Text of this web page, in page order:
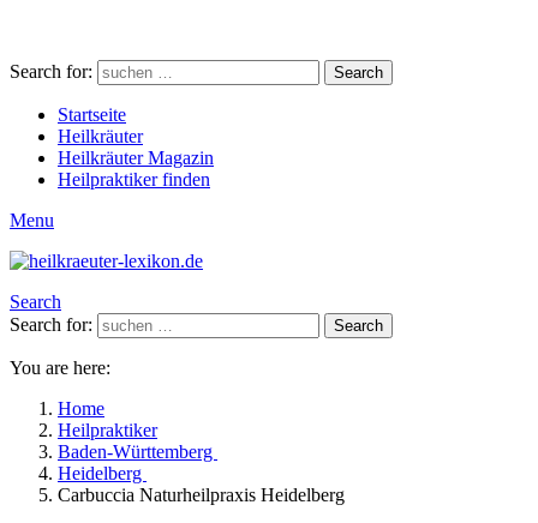
Search for: Search
Startseite
Heilkräuter
Heilkräuter Magazin
Heilpraktiker finden
Menu
Search
Search for:
Search
You are here:
Home
Heilpraktiker
Baden-Württemberg
Heidelberg
Carbuccia Naturheilpraxis Heidelberg